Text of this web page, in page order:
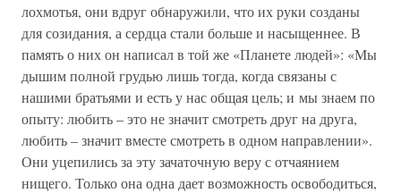
лохмотья, они вдруг обнаружили, что их руки созданы
для созидания, а сердца стали больше и насыщеннее. В
память о них он написал в той же «Планете людей»: «Мы
дышим полной грудью лишь тогда, когда связаны с
нашими братьями и есть у нас общая цель; и мы знаем по
опыту: любить – это не значит смотреть друг на друга,
любить – значит вместе смотреть в одном направлении».
Они уцепились за эту зачаточную веру с отчаянием
нищего. Только она одна дает возможность освободиться,